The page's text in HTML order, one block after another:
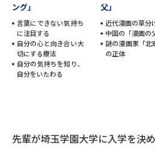
Ｑ＆Ａ よくあるご質問 大
資料の料金の
お支払いについて
訂
ング」
言葉にできない気持ち
に注目する
自分の心と向き合い大
切にする療法
自分の気持ちを知り、
自分をいたわる
父」
近代漫画の草分
中国の「漫画の
謎の漫画家「北
の正体
先輩が埼玉学園大学に入学を決